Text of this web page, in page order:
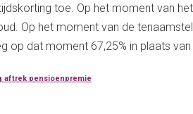
toe. Op het moment van
Op het moment van de
op dat moment 67,25% in plaats van
aftrek pensioenpremie